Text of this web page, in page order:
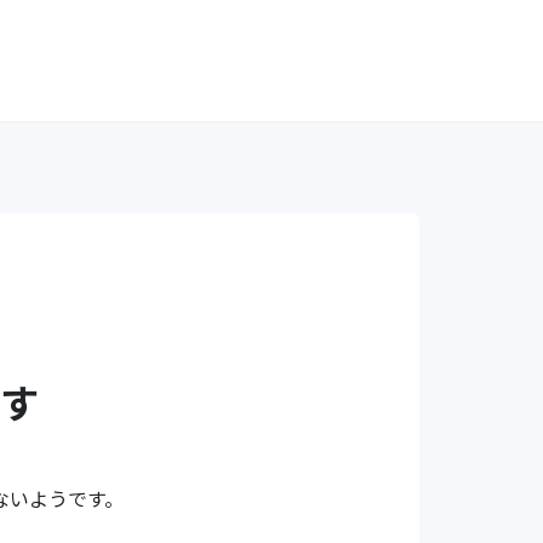
ようです。